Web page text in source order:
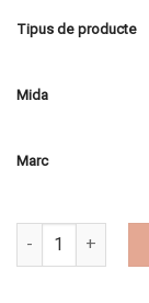
Tipus de producte
Mida
Marc
quantitat de BI33